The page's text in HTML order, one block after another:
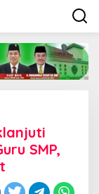
SMP,